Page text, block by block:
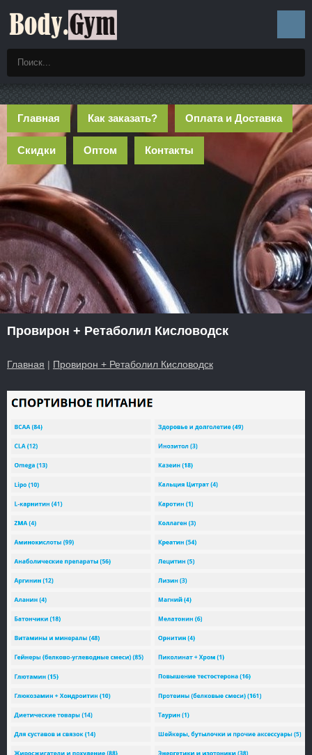
Главная Как заказать? Оплата и Доставка
Скидки Оптом Контакты
Провирон + Ретаболил Кисловодск
Главная | Провирон + Ретаболил Кисловодск